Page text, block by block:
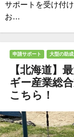
サポートを受け付
お…
申請サポート 大型の助
【北海道】
ギー産業総
こちら！